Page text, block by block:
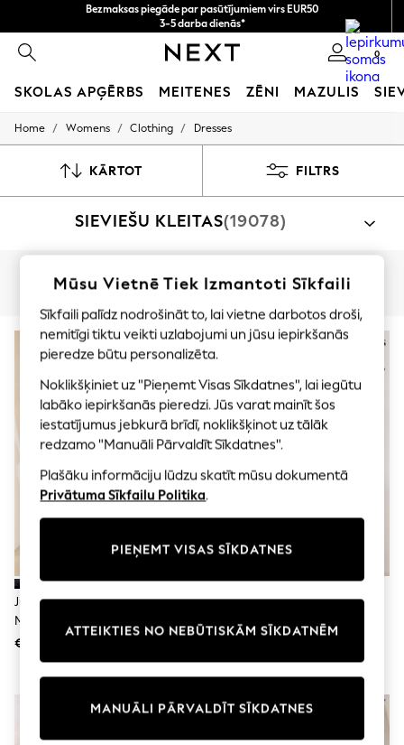
Bezmaksas piegāde par pasūtījumiem virs EUR50
3-5 darba dienās*
Tagad jūs varat
iepirkties latviešu valodā!
0
SKOLAS APĢĒRBS MEITENES ZĒNI MAZULIS
SCHOOLWEAR
Shoes
Shirts
Sweatshirts & Jumpers
Underwear
Socks
Multipacks
All Boys Sport & Swimwear
Trainers & Pumps
Swimwear
Tops
Shorts
Joggers
adidas
All Girls Schoolwear
Shoes
Polo Shirts
Sweatshirts
Coats & Jackets
Socks & Tights
All Girls Sports & Swimwear
Trainers & Pumps
Swimwear
Home / Womens / Clothing / Dresses
KĀRTOT FILTRS
SIEVIEŠU KLEITAS(19078)
Iepirkties pēc kategorijas
Līkne Mazam Augumam Garam Augumam
Jūras Spēki - Friends Like These
Mežģīņu Detaļu Midi Kleita Ar
Vienu Plecu
€69
JAUNUMI
Baklažānu Violets - Friends Like
These Drapētā Midi Kleita Ar
Vienu Plecu
Mūsu Vietnē Tiek Izmantoti Sīkfaili
Sīkfaili palīdz nodrošināt to, lai vietne darbotos droši,
nemitīgi tiktu veikti uzlabojumi un jūsu iepirkšanās
pieredze būtu personalizēta.
Noklikšķiniet uz "Pieņemt Visas Sīkdatnes", lai iegūtu
labāko iepirkšanās pieredzi. Jūs varat mainīt šos
iestatījumus jebkurā brīdī, noklikšķinot uz tālāk
redzamo "Manuāli Pārvaldīt Sīkdatnes".
Plašāku informāciju lūdzu skatīt mūsu dokumentā
Privātuma Sīkfailu Politika.
PIEŅEMT VISAS SĪKDATNES
MANUĀLI PĀRVALDĪT SĪKDATNES
ATTEIKTIES NO NEBŪTISKĀM SĪKDATNĒM